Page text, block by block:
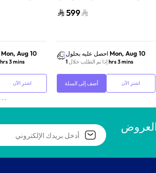
Mon, Aug 10
1 hrs 3 mins
اشترِ الآن
599
احصل عليه بحلول Mon, Aug 10
إذا تم الطلب خلال 1 hrs 3 mins
أضف إلى السلة اشترِ الآن